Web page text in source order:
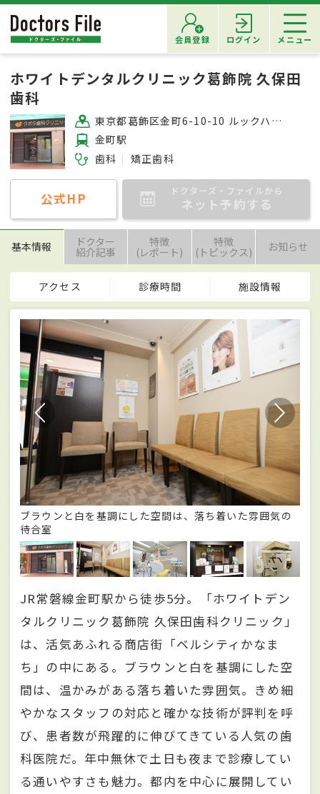
会員登録 ログイン メニュー
ホワイトデンタルクリニック葛飾院 久保田
歯科
東京都葛飾区金町6-10-10 ルックハイツ金町1F
金町駅
歯科
矯正歯科
公式HP ドクターズ・ファイルから
ネット予約する
基本情報 ドクター
紹介記事
特徴
(レポート)
特徴
(トピックス) お知らせ
アクセス 診療時間 施設情報
ブラウンと白を基調にした空間は、落ち着いた雰囲気の
待合室
JR常磐線金町駅から徒歩5分。「ホワイトデン
タルクリニック葛飾院 久保田歯科クリニック」
は、活気あふれる商店街「ベルシティかなま
ち」の中にある。ブラウンと白を基調にした空
間は、温かみがある落ち着いた雰囲気。きめ細
やかなスタッフの対応と確かな技術が評判を呼
び、患者数が飛躍的に伸びてきている人気の歯
科医院だ。年中無休で土日も夜まで診療してい
る通いやすさも魅力。都内を中心に展開してい